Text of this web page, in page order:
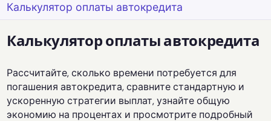
Калькулятор оплаты автокредита
Калькулятор оплаты автокредита
Рассчитайте, сколько времени потребуется для
погашения автокредита, сравните стандартную и
ускоренную стратегии выплат, узнайте общую
экономию на процентах и просмотрите подробный